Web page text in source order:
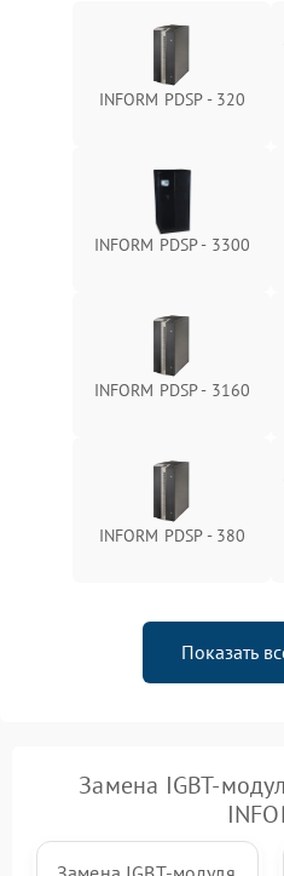
Неисправность системы
Неисправность системы
Повреждение внутренних
Неисправность системы
Поломка системы защиты
Повреждение системы
защиты от перегрева
перенапряжения
INFORM PDSP - 320
INFORM PDSP - 3300
INFORM PDSP - 3160
INFORM PDSP - 380
Показать
Замена IGBT-